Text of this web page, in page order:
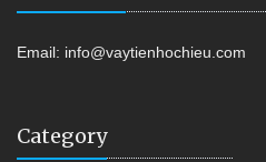
Email: info@vaytienhochieu.com
Category